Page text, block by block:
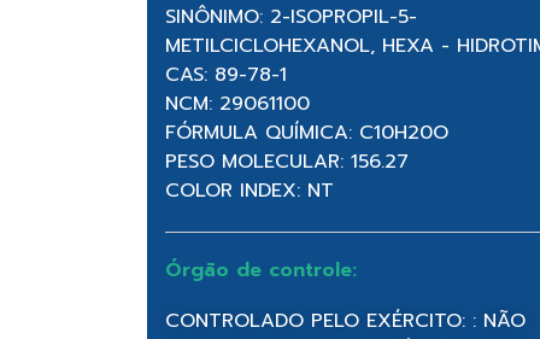
SINÔNIMO: 2-ISOPROPIL-5-
METILCICLOHEXANOL, HEXA -
CAS: 89-78-1
NCM: 29061100
FÓRMULA QUÍMICA: C10H20O
PESO MOLECULAR: 156.27
COLOR INDEX: NT
Órgão de controle:
CONTROLADO PELO EXÉRCITO: : NÃO